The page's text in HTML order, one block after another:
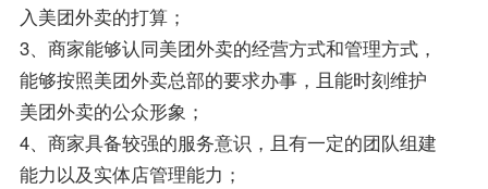
入美团外卖的打算；
3、商家能够认同美团外卖的经营方式和管理方式，
能够按照美团外卖总部的要求办事，且能时刻维护
美团外卖的公众形象；
4、商家具备较强的服务意识，且有一定的团队组建
能力以及实体店管理能力；